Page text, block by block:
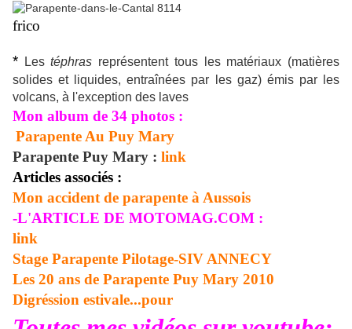
frico
* Lestéphras représentent tous les matériaux (matières
solides et liquides, entraînées par les gaz) émis par les
volcans, à l'exception des laves
Mon album de 34 photos :
Parapente Au Puy Mary
Parapente Puy Mary : link
Articles associés :
Mon accident de parapente à Aussois
-L'ARTICLE DE MOTOMAG.COM :
link
Stage Parapente Pilotage-SIV ANNECY
Les 20 ans de Parapente Puy Mary 2010
Digréssion estivale...pour